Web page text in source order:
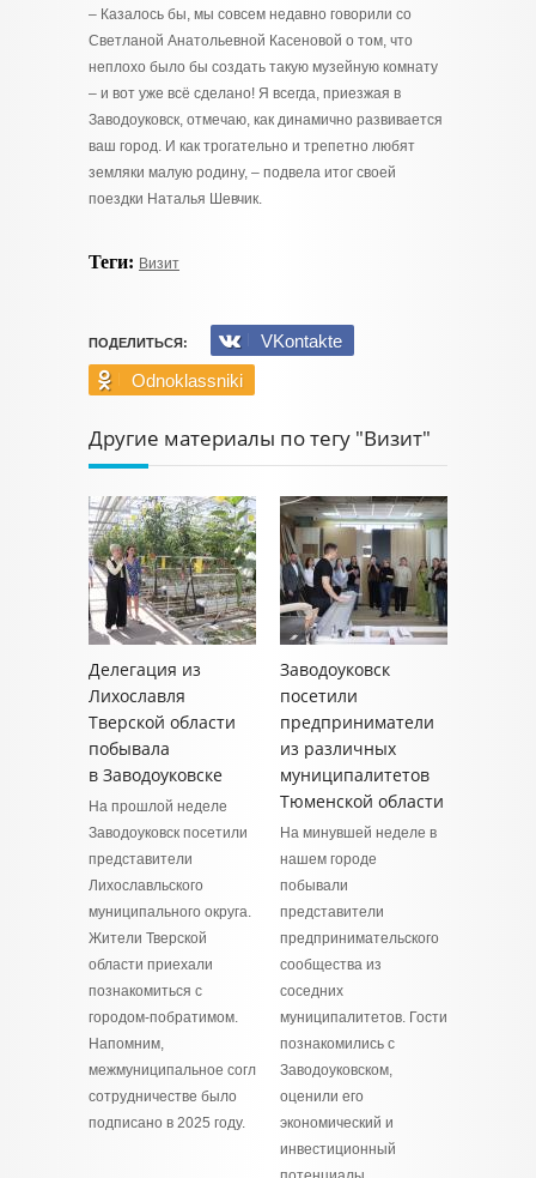
– Казалось бы, мы совсем недавно говорили со
Светланой Анатольевной Касеновой о том, что
неплохо было бы создать такую музейную комнату
– и вот уже всё сделано! Я всегда, приезжая в
Заводоуковск, отмечаю, как динамично развивается
ваш город. И как трогательно и трепетно любят
земляки малую родину, – подвела итог своей
поездки Наталья Шевчик.
Теги: Визит
ПОДЕЛИТЬСЯ:
VKontakte
Odnoklassniki
Другие материалы по тегу "Визит"
Делегация из
Лихославля
Тверской области
побывала
в Заводоуковске
На прошлой неделе
Заводоуковск посетили
представители
Лихославльского
муниципального округа.
Жители Тверской
области приехали
познакомиться с
городом-побратимом.
Напомним,
межмуниципальное соглашение о
сотрудничестве было
подписано в 2025 году.
Заводоуковск
посетили
предприниматели
из различных
муниципалитетов
Тюменской области
На минувшей неделе в
нашем городе
побывали
представители
предпринимательского
сообщества из
соседних
муниципалитетов. Гости
познакомились с
Заводоуковском,
оценили его
экономический и
инвестиционный